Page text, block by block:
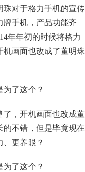
珠对于格力手机的宣传
牌手机，产品功能齐
年年初的时候将格力
画面也改成了董明珠
了，开机画面也改成董
的不错，但是毕竟现在
更养眼？